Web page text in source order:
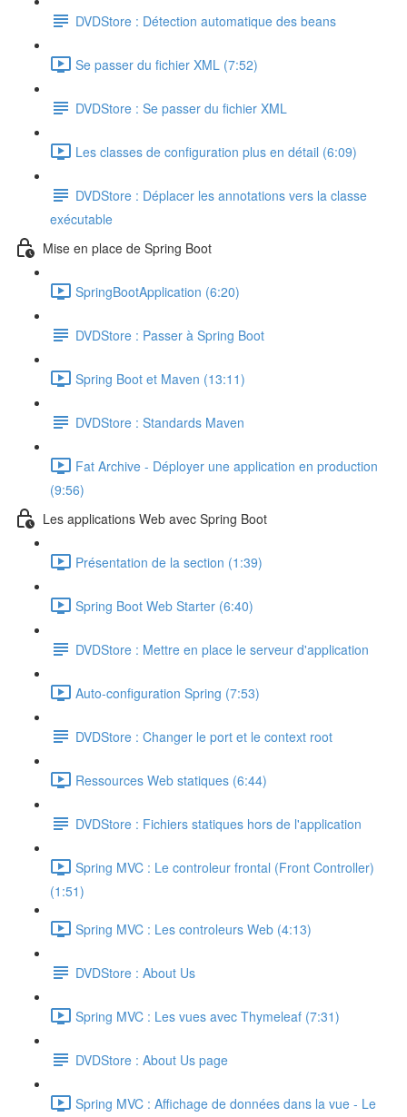
DVDStore : Détection automatique des beans
Se passer du fichier XML (7:52)
DVDStore : Se passer du fichier XML
Les classes de configuration plus en détail (6:09)
DVDStore : Déplacer les annotations vers la classe
exécutable
Mise en place de Spring Boot
SpringBootApplication (6:20)
DVDStore : Passer à Spring Boot
Spring Boot et Maven (13:11)
DVDStore : Standards Maven
Fat Archive - Déployer une application en production
(9:56)
Les applications Web avec Spring Boot
Présentation de la section (1:39)
Spring Boot Web Starter (6:40)
DVDStore : Mettre en place le serveur d'application
Auto-configuration Spring (7:53)
DVDStore : Changer le port et le context root
Ressources Web statiques (6:44)
DVDStore : Fichiers statiques hors de l'application
Spring MVC : Le controleur frontal (Front Controller)
(1:51)
Spring MVC : Les controleurs Web (4:13)
DVDStore : About Us
Spring MVC : Les vues avec Thymeleaf (7:31)
DVDStore : About Us page
Spring MVC : Affichage de données dans la vue - Le